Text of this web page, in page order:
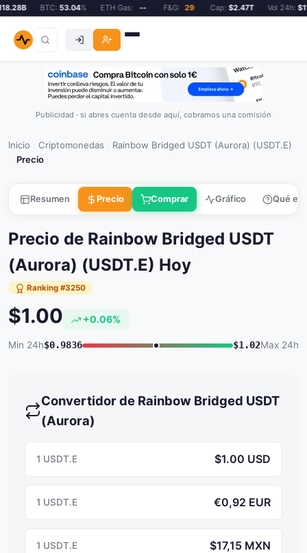
BTC:53.04% ETH Gas: -- F&G: 29 Cap:$2.47T Vol 24h:
Publicidad · si abres cuenta desde aquí, cobramos una comisión
Inicio Criptomonedas Rainbow Bridged USDT (Aurora) (USDT.E)
Precio
Resumen Precio Comprar Gráfico Qué es
Precio de Rainbow Bridged USDT
(Aurora) (USDT.E) Hoy
Ranking #3250
$1.00 +0.06%
Min 24h$0.9836 $1.02Max 24h
Convertidor de Rainbow Bridged USDT
(Aurora)
1 USDT.E $1.00 USD
1 USDT.E €0,92 EUR
1 USDT.E $17,15 MXN